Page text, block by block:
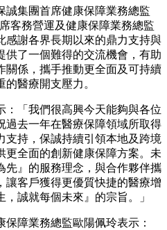
誠集團首席健康保障業務總監
客務營運及健康保障業務總監
感謝各界長期以來的鼎力支持與
供了一個難得的交流機會，有助
關係，攜手推動更全面及可持續
醫療開支壓力。
：「我們很高興今天能夠與各位
過去一年在醫療保障領域所取得
支持，保誠持續引領本地及跨境
更全面的創新健康保障方案。未
先』的服務理念，與合作夥伴攜
讓客戶獲得更優質快捷的醫療增
誠就每個未來』的宗旨。」
障業務總監歐陽佩玲表示：